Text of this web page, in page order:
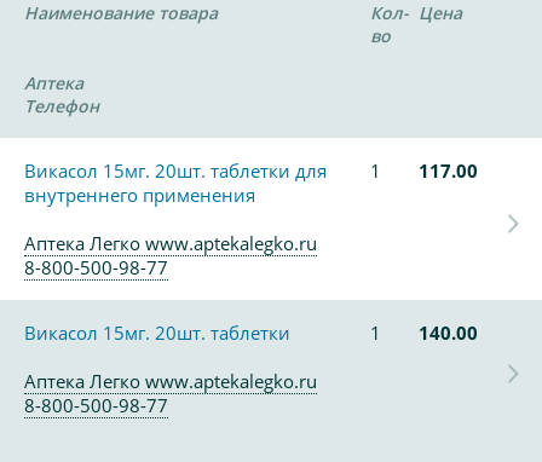
Наименование товара
Кол-
во
Цена
Аптека
Телефон
Викасол 15мг. 20шт. таблетки для
внутреннего применения
1 117.00
Аптека Легко www.aptekalegko.ru
8-800-500-98-77
Викасол 15мг. 20шт. таблетки 1
140.00
Аптека Легко www.aptekalegko.ru
8-800-500-98-77